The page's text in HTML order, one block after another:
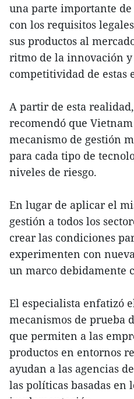
una parte importante
con los requisitos
sus productos al
ritmo de la innovación
competitividad de estas
A partir de esta
recomendó que
mecanismo de gestión
para cada tipo de
niveles de riesgo.
En lugar de aplicar el
gestión a todos los
crear las condiciones
experimenten con
un marco debidamente
El especialista enfatizó
mecanismos de prueba
que permiten a las
productos en entornos
ayudan a las agencias
las políticas basadas en